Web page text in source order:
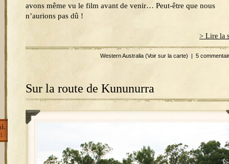
avons même vu le film avant de venir… Peut-être que nous
n’aurions pas dû !
> Lire la
Western Australia (Voir sur la carte) | 5
Sur la route de Kununurra